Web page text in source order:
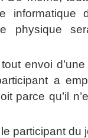
informatique
physique
envoi
a
parce qu’il
participant du